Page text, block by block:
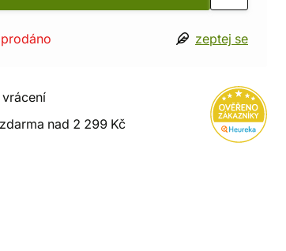
zeptej se
nad 2 299 Kč